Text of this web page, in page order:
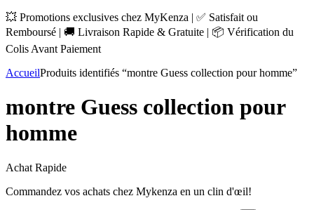
💥 Promotions exclusives chez MyKenza | ✅ Satisfait ou
Remboursé | 🚚 Livraison Rapide & Gratuite | 📦 Vérification du
Colis Avant Paiement
AccueilProduits identifiés “montre Guess collection pour homme”
montre Guess collection pour
homme
Achat Rapide
Commandez vos achats chez Mykenza en un clin d'œil!